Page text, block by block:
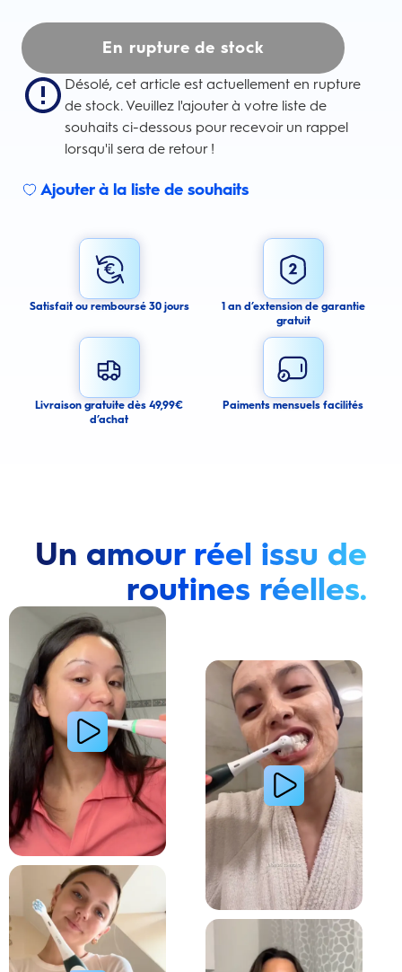
En rupture de stock
Désolé, cet article est actuellement en rupture
de stock. Veuillez l'ajouter à votre liste de
souhaits ci-dessous pour recevoir un rappel
lorsqu'il sera de retour !
Ajouter à la liste de souhaits
I agree to receive email alerts about this product.
By signing up for email alerts, you agree to receive email
communications regarding this product. We may use your email address
to send you email messages about product availability. We process your
personal data as stated in our Privacy Policy. You may withdraw your
consent or manage your email preferences at any time.
Cancel
Satisfait ou remboursé 30 jours
1 an d’extension de garantie
gratuit
Livraison gratuite dès 49,99€
d’achat
Paiments mensuels facilités
Un amour réel issu de
routines réelles.
Lire la vidéo : Une jeune femme montre comment elle a amélioré l’apparence de ses dents
Lire la vidéo : Une jeune femme partage sa
Lire la vidéo : La routine du matin d’une jeune femme avec le système de brosse à dents
Lire la vidéo : Le secret d’une jeune femme